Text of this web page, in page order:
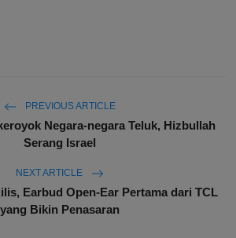
PREVIOUS ARTICLE
Negara-negara Teluk, Hizbullah
Serang Israel
NEXT ARTICLE
Earbud Open-Ear Pertama dari TCL
yang Bikin Penasaran